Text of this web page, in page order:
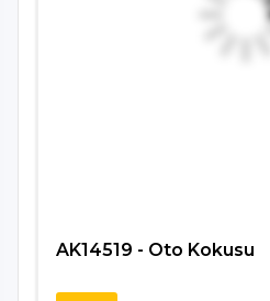
AK14519 - Oto Kokusu